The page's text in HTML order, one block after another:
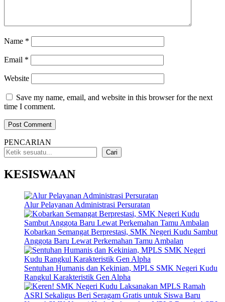
Name *
Email *
Website
Save my name, email, and website in this browser for the next
time I comment.
PENCARIAN
Cari
KESISWAAN
Alur Pelayanan Administrasi Persuratan
Kobarkan Semangat Berprestasi, SMK Negeri Kudu Sambut
Anggota Baru Lewat Perkemahan Tamu Ambalan
Sentuhan Humanis dan Kekinian, MPLS SMK Negeri Kudu
Rangkul Karakteristik Gen Alpha